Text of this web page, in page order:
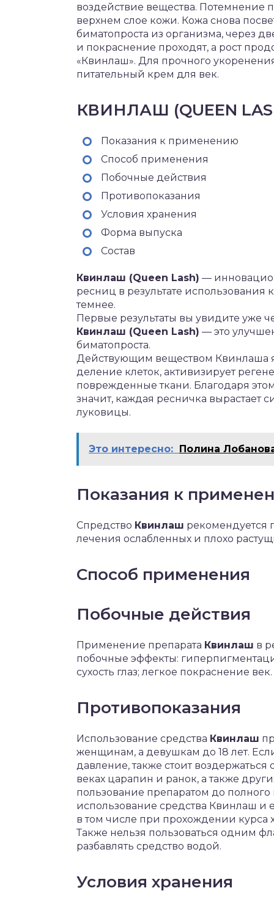
воздействие вещества. Потемнение
верхнем слое кожи. Кожа снова
биматопроста из организма, через
и покраснение проходят, а рост
«Квинлаш». Для прочного
питательный крем для век.
КВИНЛАШ (QUEEN
Показания к применению
Способ применения
Побочные действия
Противопоказания
Условия хранения
Форма выпуска
Состав
Квинлаш (Queen Lash) —
ресниц в результате использования
темнее.
Первые результаты вы увидите уже
Квинлаш (Queen Lash) — это
биматопроста.
Действующим веществом Квинлаша
деление клеток, активизирует
поврежденные ткани. Благодаря
значит, каждая ресничка вырастает
луковицы.
Это интересно: Полина
Показания к
Спредство Квинлаш рекомендуется
лечения ослабленных и плохо
Способ применения
Побочные действия
Применение препарата Квинлаш в
побочные эффекты:
сухость глаз; легкое покраснение век.
Противопоказания
Использование средства Квинлаш
женщинам, а девушкам до 18 лет.
давление, также стоит
веках царапин и ранок, а также
пользование препаратом до
использование средства Квинлаш и
в том числе при прохождении курса
Также нельзя пользоваться одним
разбавлять средство водой.
Условия хранения